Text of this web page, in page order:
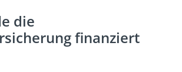
die
finanziert